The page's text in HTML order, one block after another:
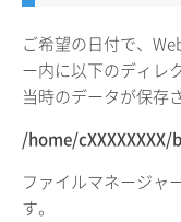
ご希望の日付で、
ー内に以下のディレ
当時のデータが保存
/home/
ファイルマネージャ
す。